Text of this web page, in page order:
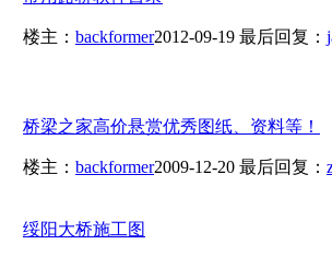
楼主： backformer2012-09-19 最后回复：
桥梁之家高价悬赏优秀图纸、资料等！
楼主： backformer2009-12-20 最后回复：
绥阳大桥施工图